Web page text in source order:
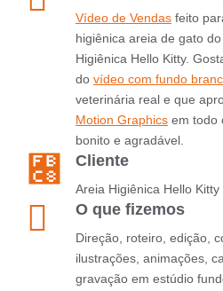
Vídeo de Vendas feito
higiênica areia de gato
Higiênica Hello Kitty.
do vídeo com fundo
veterinária real e que
Motion Graphics em todo
bonito e agradável.
Cliente
Areia Higiênica Hello Kitty
O que fizemos
Direção, roteiro, edição,
ilustrações, animações,
gravação em estúdio